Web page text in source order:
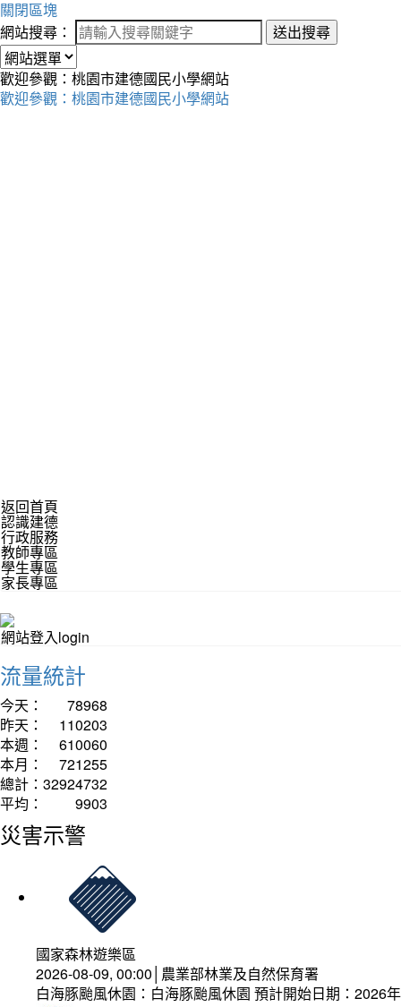
關閉區塊
網站搜尋：
送出搜尋
歡迎參觀：桃園市建德國民小學網站
歡迎參觀：桃園市建德國民小學網站
返回首頁
認識建德
行政服務
教師專區
學生專區
家長專區
網站登入login
流量統計
今天：
78968
昨天：
110203
本週：
610060
本月：
721255
總計： 32924732
平均：
9903
災害示警
國家森林遊樂區
2026-08-09, 00:00│農業部林業及自然保育署
白海豚颱風休園：白海豚颱風休園 預計開始日期：2026